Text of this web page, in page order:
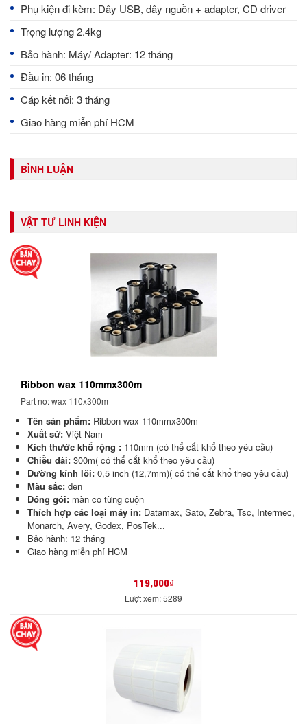
Phụ kiện đi kèm: Dây USB, dây nguồn + adapter, CD driver
Trọng lượng 2.4kg
Bảo hành: Máy/ Adapter: 12 tháng
Đầu in: 06 tháng
Cáp kết nối: 3 tháng
Giao hàng miễn phí HCM
BÌNH LUẬN
VẬT TƯ LINH KIỆN
Ribbon wax 110mmx300m
Part no: wax 110x300m
Tên sản phẩm: Ribbon wax 110mmx300m
Xuất sứ: Việt Nam
Kích thước khổ rộng : 110mm (có thể cắt khổ theo yêu cầu)
Chiều dài: 300m( có thể cắt khổ theo yêu cầu)
Đường kính lõi: 0,5 inch (12,7mm)( có thể cắt khổ theo yêu cầu)
Màu sắc: đen
Đóng gói: màn co từng cuộn
Thích hợp các loại máy in: Datamax, Sato, Zebra, Tsc, Intermec,
Monarch, Avery, Godex, PosTek...
Bảo hành: 12 tháng
Giao hàng miễn phí HCM
119,000₫
Lượt xem: 5289